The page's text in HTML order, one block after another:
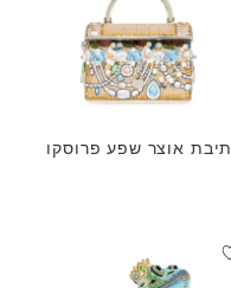
תיבת אוצר שפע פרוסקו